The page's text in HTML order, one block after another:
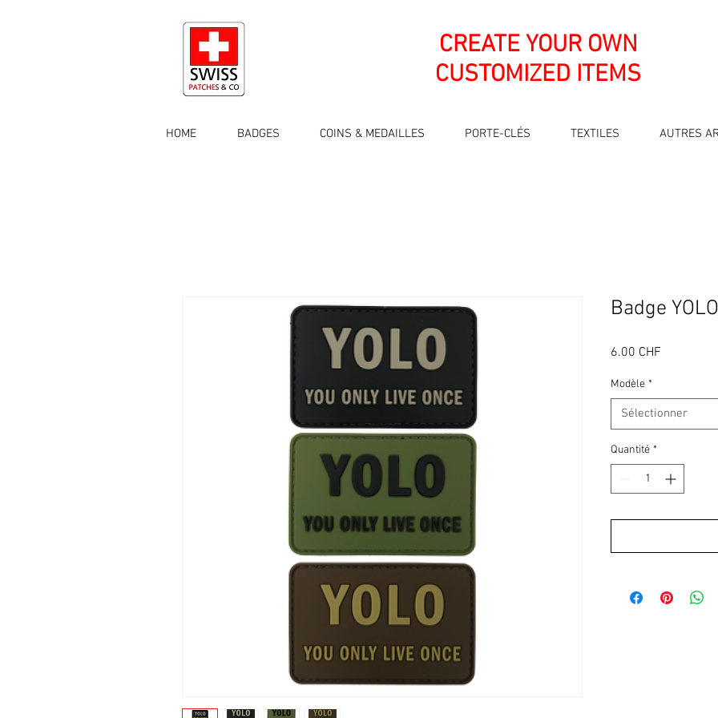
CREATE YOUR OWN
CUSTOMIZED ITEMS
HOME BADGES COINS & MEDAILLES PORTE-CLÉS TEXTILES AUTRES
Badge YOLO
6.00 CHF
Modèle *
Sélectionner
Quantité *